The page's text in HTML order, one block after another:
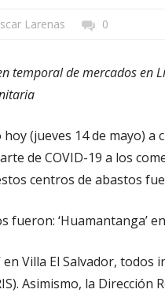
Larenas 0
temporal de mercados en
(jueves 14 de mayo)
de COVID-19 a los
centros de abastos
‘Huamantanga’
en Villa El Salvador,
Asimismo, la Dirección